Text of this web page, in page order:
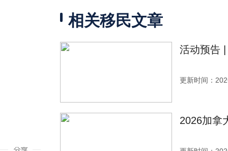
相关移民文章
活动预告
更新时间：
2026加拿